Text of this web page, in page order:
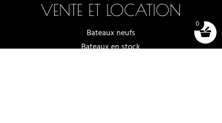
VENTE ET LOCATION
Bateaux neufs
Bateaux en stock
0